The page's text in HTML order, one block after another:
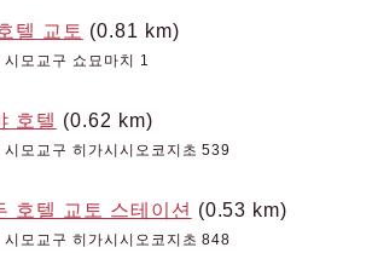
텔 교토 (0.81 km)
모교구 쇼묘마치 1
호텔 (0.62 km)
시모교구 히가시시오코지초 539
호텔 교토 스테이션 (0.53 km)
시모교구 히가시시오코지초 848